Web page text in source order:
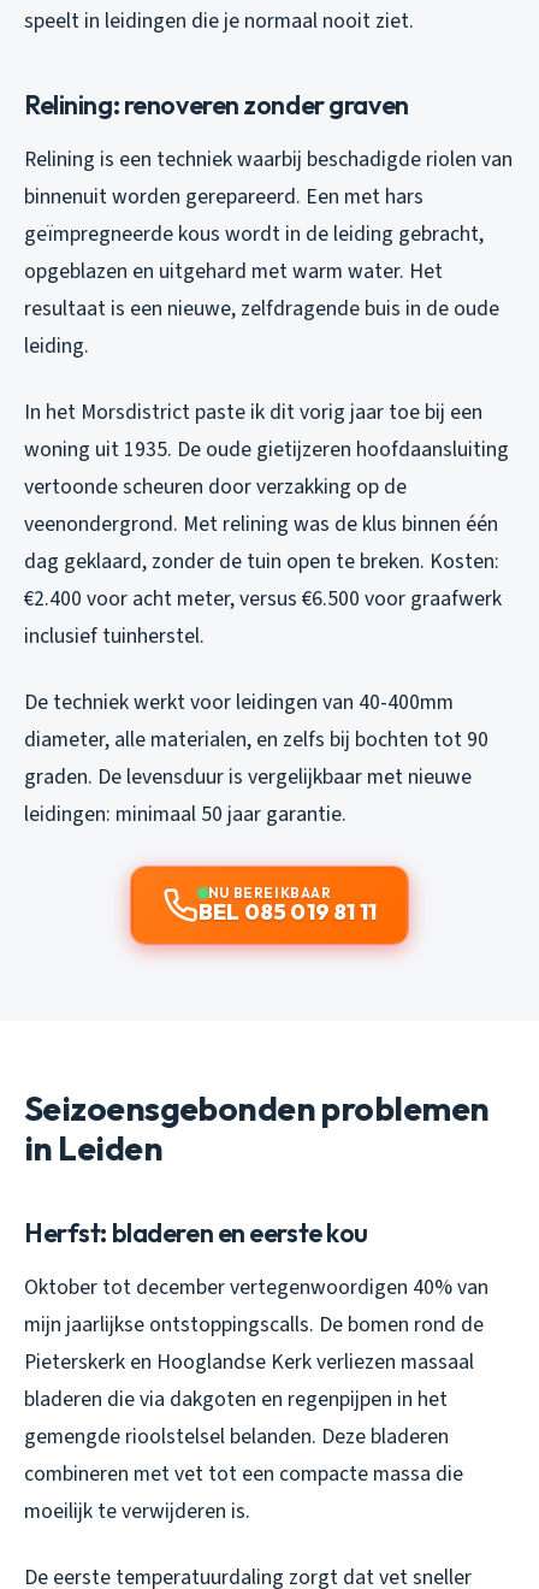
speelt in leidingen die je normaal nooit ziet.
Relining: renoveren zonder graven
Relining is een techniek waarbij beschadigde riolen van
binnenuit worden gerepareerd. Een met hars
geïmpregneerde kous wordt in de leiding gebracht,
opgeblazen en uitgehard met warm water. Het
resultaat is een nieuwe, zelfdragende buis in de oude
leiding.
In het Morsdistrict paste ik dit vorig jaar toe bij een
woning uit 1935. De oude gietijzeren hoofdaansluiting
vertoonde scheuren door verzakking op de
veenondergrond. Met relining was de klus binnen één
dag geklaard, zonder de tuin open te breken. Kosten:
€2.400 voor acht meter, versus €6.500 voor graafwerk
inclusief tuinherstel.
De techniek werkt voor leidingen van 40-400mm
diameter, alle materialen, en zelfs bij bochten tot 90
graden. De levensduur is vergelijkbaar met nieuwe
leidingen: minimaal 50 jaar garantie.
NU BEREIKBAAR
BEL 085 019 81 11
Seizoensgebonden problemen
in Leiden
Herfst: bladeren en eerste kou
Oktober tot december vertegenwoordigen 40% van
mijn jaarlijkse ontstoppingscalls. De bomen rond de
Pieterskerk en Hooglandse Kerk verliezen massaal
bladeren die via dakgoten en regenpijpen in het
gemengde rioolstelsel belanden. Deze bladeren
combineren met vet tot een compacte massa die
moeilijk te verwijderen is.
De eerste temperatuurdaling zorgt dat vet sneller